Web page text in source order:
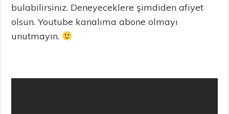
bulabilirsiniz. Deneyeceklere şimdiden afiyet
olsun. Youtube kanalıma abone olmayı
unutmayın.